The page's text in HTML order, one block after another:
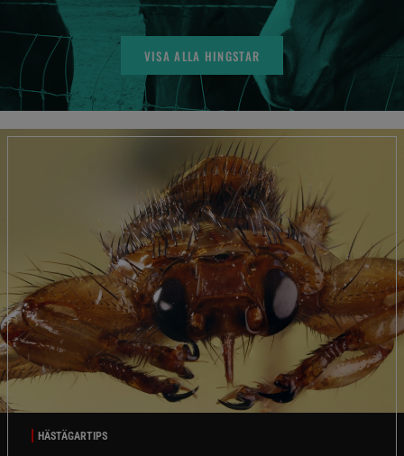
VISA ALLA HINGSTAR
HÄSTÄGARTIPS